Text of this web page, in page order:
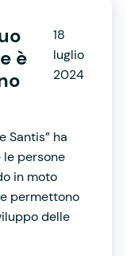
è
18
luglio
2024
Santis” ha
persone
in moto
permettono
delle